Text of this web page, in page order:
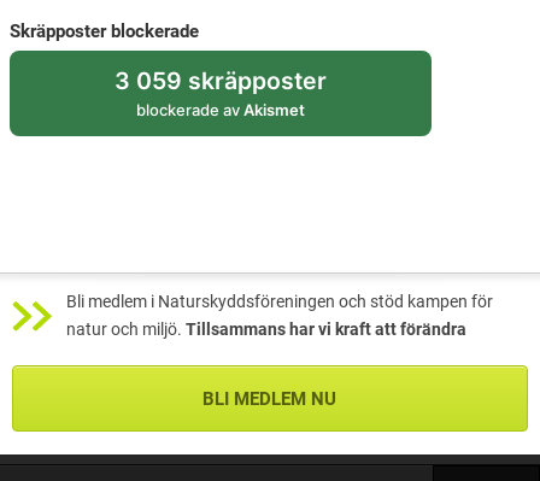
Skräpposter blockerade
3 059 skräpposter
blockerade avAkismet
Bli medlem i Naturskyddsföreningen och stöd kampen för
natur och miljö. Tillsammans har vi kraft att förändra
BLI MEDLEM NU